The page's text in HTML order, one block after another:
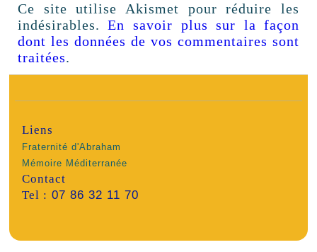
Ce site utilise Akismet pour réduire les
indésirables.En savoir plus sur la façon
dont les données de vos commentaires sont
traitées.
Liens
Fraternité d'Abraham
Mémoire Méditerranée
Contact
Tel : 07 86 32 11 70